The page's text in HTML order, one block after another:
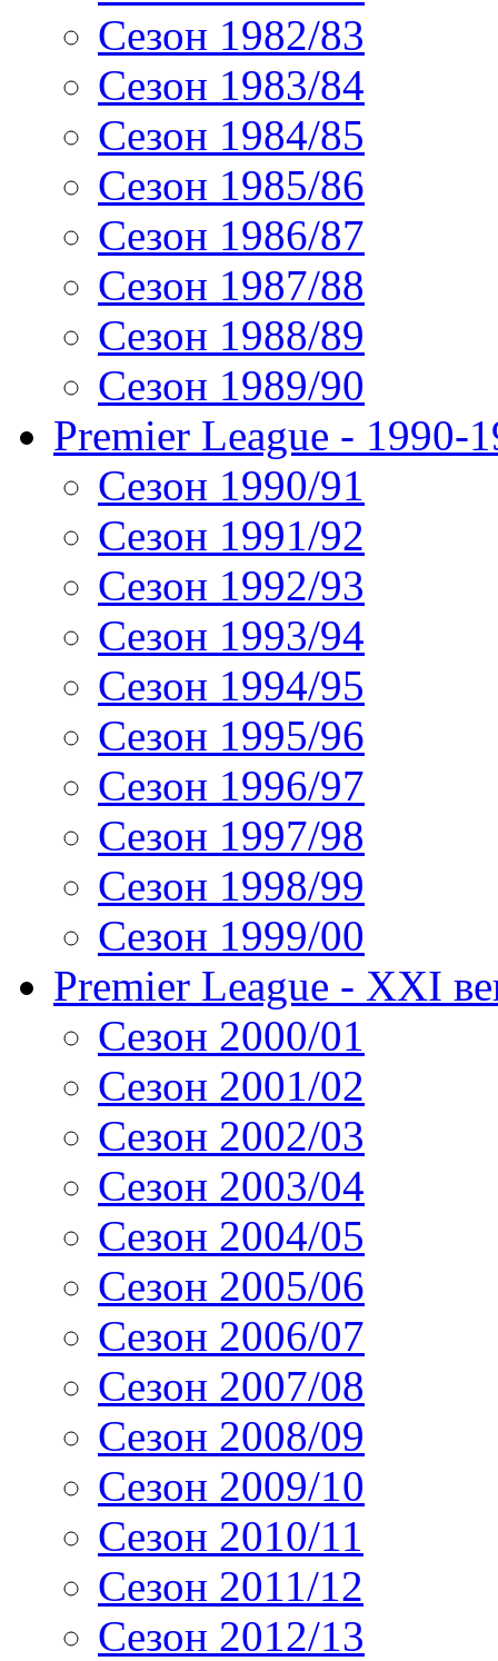
Сезон 1982/83
Сезон 1983/84
Сезон 1984/85
Сезон 1985/86
Сезон 1986/87
Сезон 1987/88
Сезон 1988/89
Сезон 1989/90
Premier League - 1990-
Сезон 1990/91
Сезон 1991/92
Сезон 1992/93
Сезон 1993/94
Сезон 1994/95
Сезон 1995/96
Сезон 1996/97
Сезон 1997/98
Сезон 1998/99
Сезон 1999/00
Premier League - XXI
Сезон 2000/01
Сезон 2001/02
Сезон 2002/03
Сезон 2003/04
Сезон 2004/05
Сезон 2005/06
Сезон 2006/07
Сезон 2007/08
Сезон 2008/09
Сезон 2009/10
Сезон 2010/11
Сезон 2011/12
Сезон 2012/13